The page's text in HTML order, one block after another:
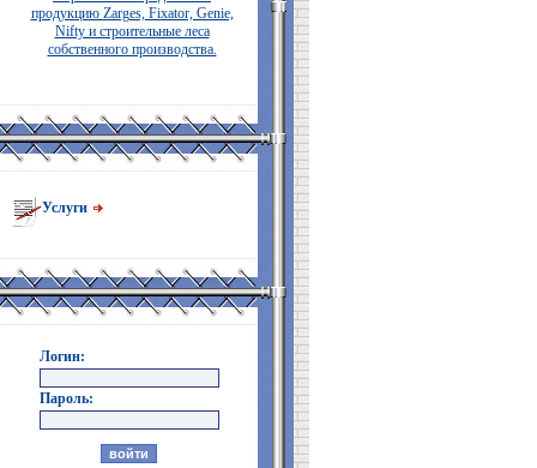
продукцию Zarges, Fixator, Genie,
Nifty и строительные леса
собственного производства.
Услуги
Логин:
Пароль: